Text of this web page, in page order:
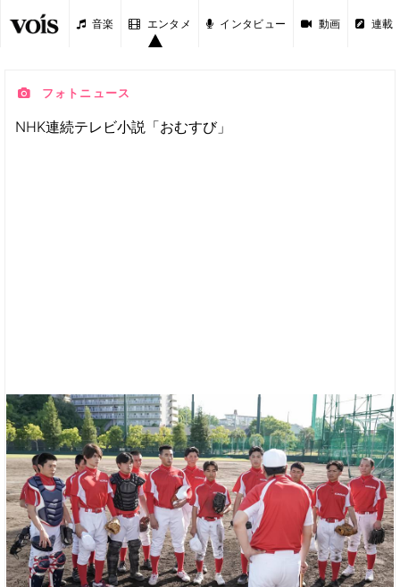
音楽 エンタメ インタビュー 動画 連載
フォトニュース
NHK連続テレビ小説「おむすび」